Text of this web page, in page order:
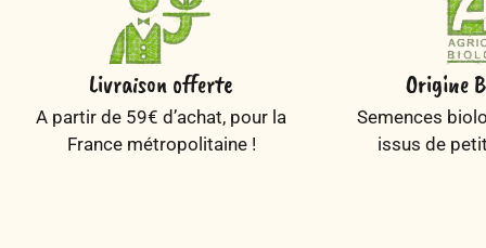
Livraison offerte
A partir de 59€ d’achat, pour la
France métropolitaine !
Origine
Semences
issus de